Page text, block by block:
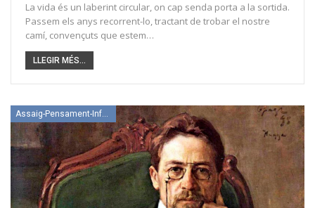
La vida és un laberint circular, on cap senda porta a la sortida.
Passem els anys recorrent-lo, tractant de trobar el nostre
camí, convençuts que estem…
LLEGIR MÉS...
Assaig-Pensament-Informació